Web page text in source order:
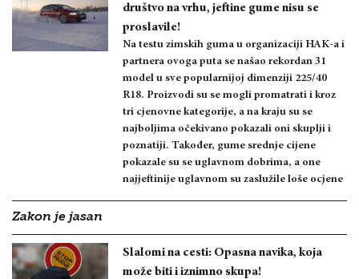
društvo na vrhu, jeftine gume nisu se
proslavile!
Na testu zimskih guma u organizaciji HAK-a i
partnera ovoga puta se našao rekordan 31
model u sve popularnijoj dimenziji 225/40
R18. Proizvodi su se mogli promatrati i kroz
tri cjenovne kategorije, a na kraju su se
najboljima očekivano pokazali oni skuplji i
poznatiji. Također, gume srednje cijene
pokazale su se uglavnom dobrima, a one
najjeftinije uglavnom su zaslužile loše ocjene
Zakon je jasan
Slalomi na cesti: Opasna navika, koja
može biti i iznimno skupa!